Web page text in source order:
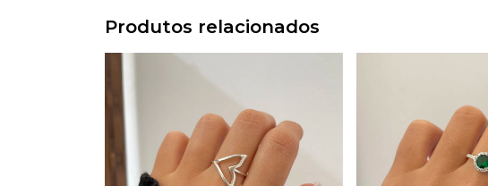
Produtos relacionados